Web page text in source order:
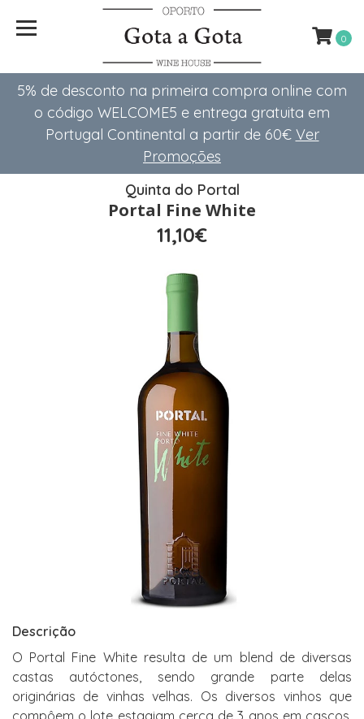
5% de desconto na primeira compra online com
o código WELCOME5 e entrega gratuita em
Portugal Continental a partir de 60€ Ver
Promoções
0
Quinta do Portal
Portal Fine White
11,10€
Descrição
O Portal Fine White resulta de um blend de diversas
castas autóctones, sendo grande parte delas
originárias de vinhas velhas. Os diversos vinhos que
compôem o lote estagiam cerca de 3 anos em cascos,